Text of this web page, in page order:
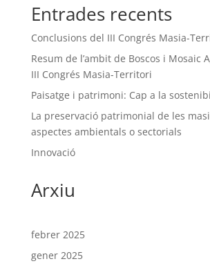
Entrades recents
Conclusions del III Congrés Masia-
Resum de l’ambit de Boscos i Mosaic
III Congrés Masia-Territori
Paisatge i patrimoni: Cap a la
La preservació patrimonial de les
aspectes ambientals o sectorials
Innovació
Arxiu
febrer 2025
gener 2025